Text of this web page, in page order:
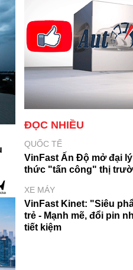
ĐỌC NHIỀU
QUỐC TẾ
VinFast Ấn Độ mở đại
thức "tấn công" thị
XE MÁY
VinFast Kinet: "Siêu
trẻ - Mạnh mẽ, đổi pin
tiết kiệm